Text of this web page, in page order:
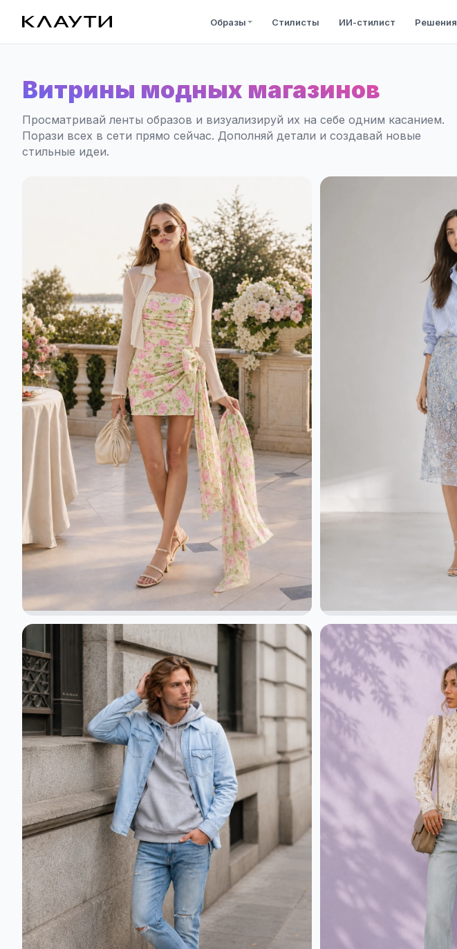
Образы Стилисты ИИ-стилист Решения
Витрины модных магазинов
Просматривай ленты образов и визуализируй их на себе одним касанием.
Порази всех в сети прямо сейчас. Дополняй детали и создавай новые
стильные идеи.